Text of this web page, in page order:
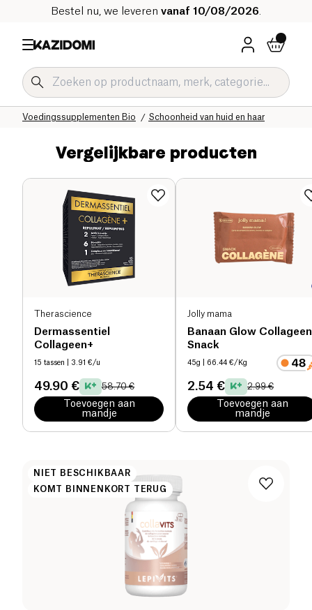
Bestel nu, we leveren vanaf 10/08/2026
Schoonheid van huid en haar
Voedingssupplementen Bio
Welzijn & Gezondheid
Onze biologische catalogus
Home
Vergelijkbare producten
Therascience
Dermassentiel
Collageen+
15 tassen | 3.91 €/u
49.90 € 58.70 €
Toevoegen aan
mandje
Jolly mama
Banaan Glow Collageen
Snack
45g | 66.44 €/Kg
2.54 € 2.99 €
Toevoegen aan
mandje
NIET BESCHIKBAAR
KOMT BINNENKORT TERUG